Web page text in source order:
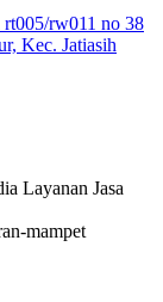
rw011 no 38
Kec. Jatiasih
Layanan Jasa
mampet